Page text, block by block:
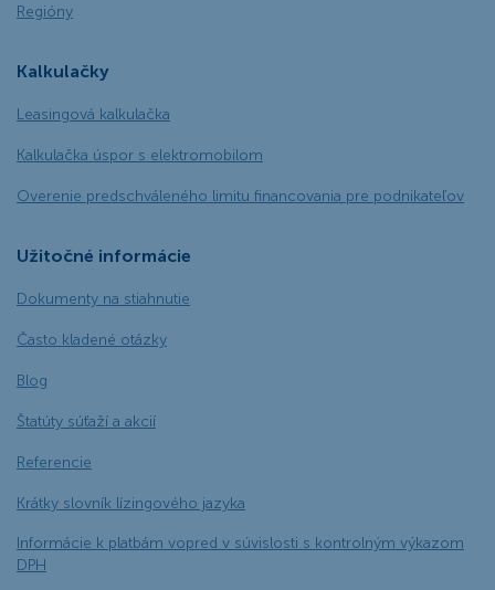
Regióny
Kalkulačky
Leasingová kalkulačka
Kalkulačka úspor s elektromobilom
Overenie predschváleného limitu financovania pre podnikateľov
Užitočné informácie
Dokumenty na stiahnutie
Často kladené otázky
Blog
Štatúty súťaží a akcií
Referencie
Krátky slovník lízingového jazyka
Informácie k platbám vopred v súvislosti s kontrolným výkazom
DPH